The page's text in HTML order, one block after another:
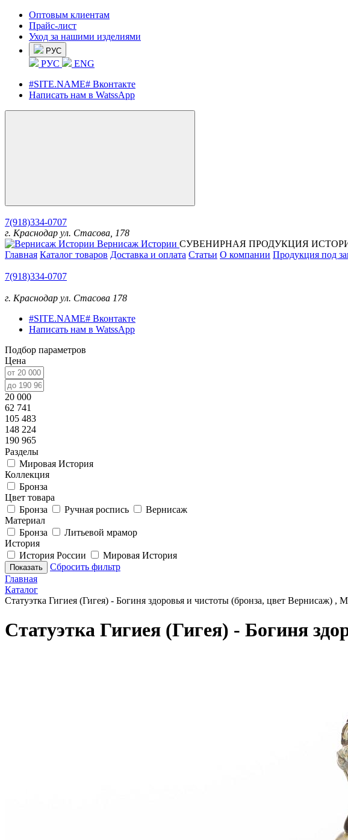
Оптовым клиентам
Прайс-лист
Уход за нашими изделиями
РУС
РУС
ENG
#SITE.NAME# Вконтакте
Написать нам в WatssApp
7(918)334-0707
г. Краснодар ул. Стасова, 178
Вернисаж Истории СУВЕНИРНАЯ ПРОДУКЦИЯ
Главная Каталог товаров Доставка и оплата Статьи О компании Продукция под
7(918)334-0707
г. Краснодар ул. Стасова 178
#SITE.NAME# Вконтакте
Написать нам в WatssApp
Подбор параметров
Цена
20 000
62 741
105 483
148 224
190 965
Разделы
Мировая История
Коллекция
Бронза
Цвет товара
Бронза
Ручная роспись
Вернисаж
Материал
Бронза
Литьевой мрамор
История
История России
Мировая История
Показать
Сбросить фильтр
Главная
Каталог
Статуэтка Гигиея (Гигея) - Богиня здоровья и чистоты (бронза, цвет Вернисаж) ,
Статуэтка Гигиея (Гигея) - Богиня